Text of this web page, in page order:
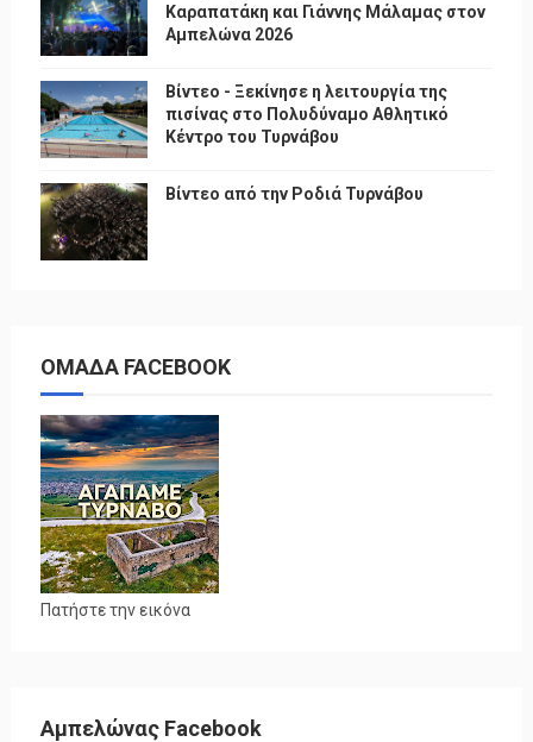
Καραπατάκη και Γιάννης Μάλαμας στον
Αμπελώνα 2026
Βίντεο - Ξεκίνησε η λειτουργία της
πισίνας στο Πολυδύναμο Αθλητικό
Κέντρο του Τυρνάβου
Βίντεο από την Ροδιά Τυρνάβου
ΟΜΑΔΑ FACEBOOK
Πατήστε την εικόνα
Αμπελώνας Facebook